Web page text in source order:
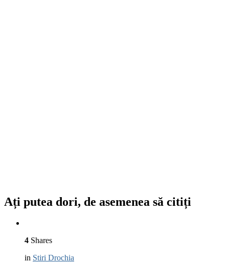
Ați putea dori, de asemenea să citiți
4 Shares
in Stiri Drochia